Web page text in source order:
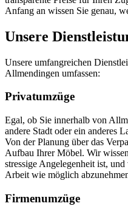
Anfang an wissen Sie genau,
Unsere
Unsere umfangreichen
Allmendingen umfassen:
Privatumzüge
Egal, ob Sie innerhalb von
andere Stadt oder ein anderes
Von der Planung über das
Aufbau Ihrer Möbel. Wir
stressige Angelegenheit ist,
Arbeit wie möglich
Firmenumzüge